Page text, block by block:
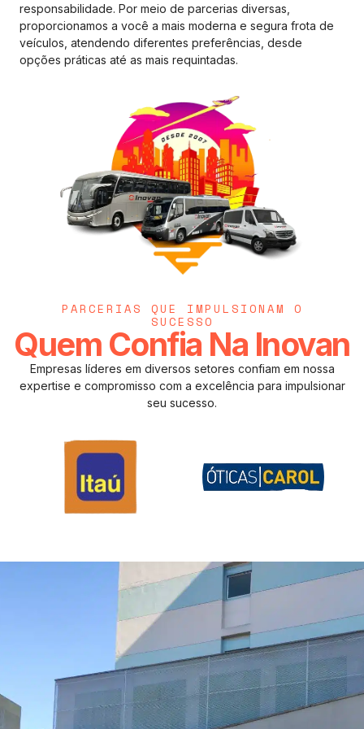
responsabilidade. Por meio de parcerias diversas,
proporcionamos a você a mais moderna e segura frota de
veículos, atendendo diferentes preferências, desde
opções práticas até as mais requintadas.
PARCERIAS QUE IMPULSIONAM O
SUCESSO
Quem Confia Na Inovan
Empresas líderes em diversos setores confiam em nossa
expertise e compromisso com a excelência para impulsionar
seu sucesso.